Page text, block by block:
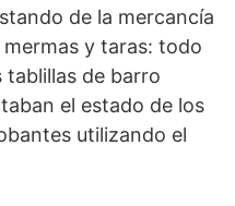
de la mercancía
y taras: todo
tablillas de barro
el estado de los
utilizando el